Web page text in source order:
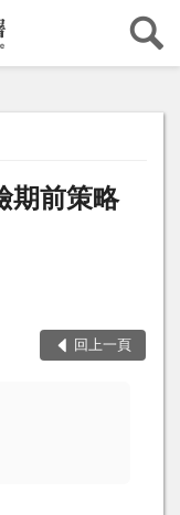
期前策略
回上一頁